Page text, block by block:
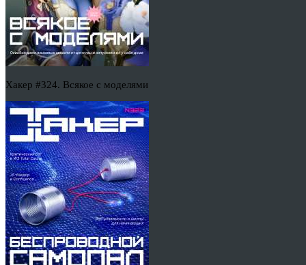
Хакер #324. Всякое с моделями